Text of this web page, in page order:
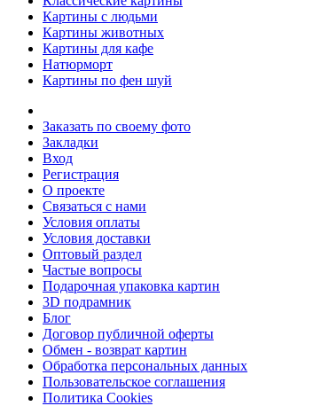
Картины с людьми
Картины животных
Картины для кафе
Натюрморт
Картины по фен шуй
Заказать по своему фото
Закладки
Вход
Регистрация
О проекте
Связаться с нами
Условия оплаты
Условия доставки
Оптовый раздел
Частые вопросы
Подарочная упаковка картин
3D подрамник
Блог
Договор публичной оферты
Обмен - возврат картин
Обработка персональных данных
Пользовательское соглашения
Политика Cookies